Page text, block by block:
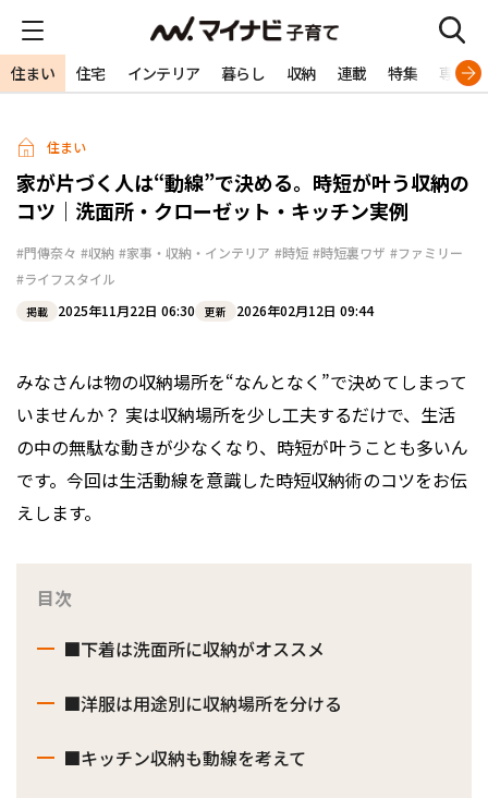
住まい 住宅 インテリア 暮らし 収納 連載 特集 専門家
住まい
家が片づく人は“動線”で決める。時短が叶う収納の
コツ｜洗面所・クローゼット・キッチン実例
#門傳奈々 #収納 #家事・収納・インテリア #時短 #時短裏ワザ #ファミリー
#ライフスタイル
掲載 2025年11月22日 06:30 更新 2026年02月12日 09:44
みなさんは物の収納場所を“なんとなく”で決めてしまって
いませんか？ 実は収納場所を少し工夫するだけで、生活
の中の無駄な動きが少なくなり、時短が叶うことも多いん
です。今回は生活動線を意識した時短収納術のコツをお伝
えします。
目次
■下着は洗面所に収納がオススメ
■洋服は用途別に収納場所を分ける
■キッチン収納も動線を考えて